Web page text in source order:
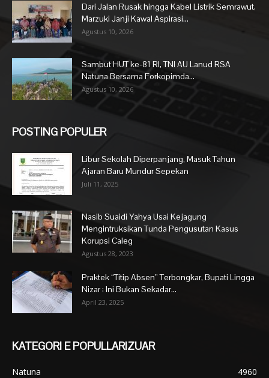
Dari Jalan Rusak hingga Kabel Listrik Semrawut,
Marzuki Janji Kawal Aspirasi...
Agustus 10, 2026
Sambut HUT ke-81 RI, TNI AU Lanud RSA
Natuna Bersama Forkopimda...
Agustus 10, 2026
POSTING POPULER
Libur Sekolah Diperpanjang, Masuk Tahun
Ajaran Baru Mundur Sepekan
Juli 11, 2025
Nasib Suaidi Yahya Usai Kejagung
Mengintruksikan Tunda Pengusutan Kasus
Korupsi Caleg
Agustus 28, 2023
Praktek “Titip Absen” Terbongkar, Bupati Lingga
Nizar : Ini Bukan Sekadar...
April 23, 2025
KATEGORI E POPULLARIZUAR
Natuna
4960